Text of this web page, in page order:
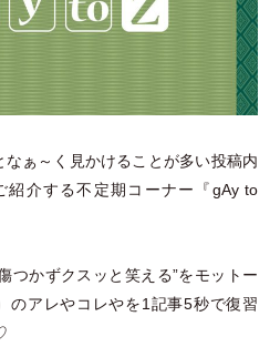
なぁ～く見かけることが多い投稿内
紹介する不定期コーナー『gAy to
つかずクスッと笑える”をモットー
のアレやコレやを1記事5秒で復習